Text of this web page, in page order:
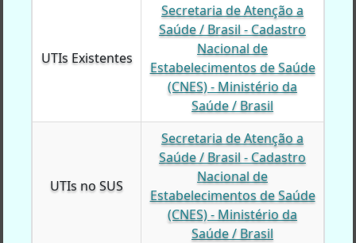
UTIs Existentes
Secretaria de Atenção a
Saúde / Brasil - Cadastro
Nacional de
Estabelecimentos de Saúde
(CNES) - Ministério da
Saúde / Brasil
UTIs no SUS
Secretaria de Atenção a
Saúde / Brasil - Cadastro
Nacional de
Estabelecimentos de Saúde
(CNES) - Ministério da
Saúde / Brasil
UTIs Existentes
UTIs no SUS